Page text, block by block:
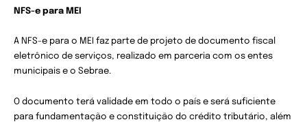
NFS-e para MEI
A NFS-e para o MEI faz parte de projeto de documento fiscal
eletrônico de serviços, realizado em parceria com os entes
municipais e o Sebrae.
O documento terá validade em todo o país e será suficiente
para fundamentação e constituição do crédito tributário, além